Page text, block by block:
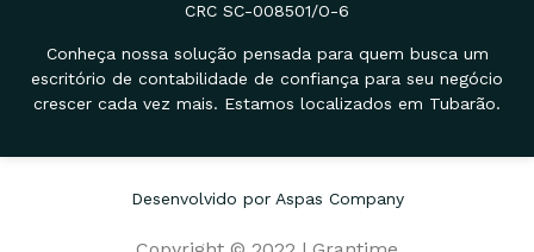
CRC SC-008501/O-6
Conheça nossa solução pensada para quem busca um
escritório de contabilidade de confiança para seu negócio
crescer cada vez mais. Estamos localizados em Tubarão.
Desenvolvido por Aspas Company